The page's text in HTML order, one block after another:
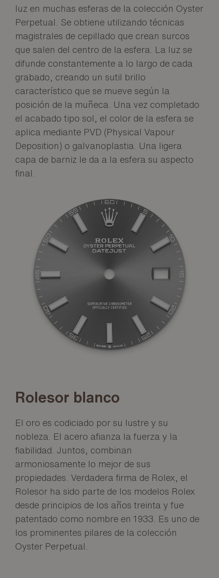
luz en muchas esferas de la colección Oyster
Perpetual. Se obtiene utilizando técnicas
magistrales de cepillado que crean surcos
que salen del centro de la esfera. La luz se
difunde constantemente a lo largo de cada
grabado, creando un sutil brillo
característico que se mueve según la
posición de la muñeca. Una vez completado
el acabado tipo sol, el color de la esfera se
aplica mediante PVD (Physical Vapour
Deposition) o galvanoplastia. Una ligera
capa de barniz le da a la esfera su aspecto
final.
Rolesor blanco
El oro es codiciado por su lustre y su
nobleza. El acero afianza la fuerza y la
fiabilidad. Juntos, combinan
armoniosamente lo mejor de sus
propiedades. Verdadera firma de Rolex, el
Rolesor ha sido parte de los modelos Rolex
desde principios de los años treinta y fue
patentado como nombre en 1933. Es uno de
los prominentes pilares de la colección
Oyster Perpetual.